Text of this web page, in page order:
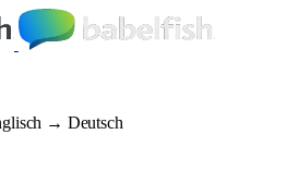
→ Deutsch